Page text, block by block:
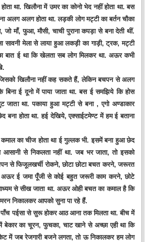
था. खिलौना में उमर का कोनो भेद नहीं होता था. बस
अलग होता था. लड़की लोग मट्टी का बर्तन चौका
माँ, फुआ, मौसी, चाची पुराना कपड़ा से बना देती थीं.
सावनी मेला से लाया हुआ लकड़ी का गाड़ी, ट्रक, मट्टी
बात ई था कि खेलता सब लोग मिलकर था. अऊर कभी
खिलौना नहीं कह सकते हैं, लेकिन बचपन से अलग
ई दूनो में पाया जाता था. बस ई समझिये कि होस
था. पकाया हुआ मट्टी से बना , एगो अण्डाकार
बना होता था. हई देखिये, एक्साईटमेण्ट में हम ई बताना
कमाल का चीज होता था ई गुल्लक भी. इसमें बना हुआ छेद
आसानी से निकलता नहीं था. जब भर जाता, तो इसको
से फिजूलखर्ची रोकने, छोटा छोटा बचत करने, जरूरत
ई जमा पूँजी से कोई बहुत जरूरी काम करने, छोटे
से सीख जाता था. अऊर ओही बचत का कमाल है कि
निकालकर आपको सुना पा रहे हैं.
पईसा से सुरू होकर आठ आना तक मिलता था. बीच में
का चूरन, फुचका, चाट खाने से अच्छा एही था कि
में जब रेजगारी बजने लगता, तो ऊ निकालकर हम लोग